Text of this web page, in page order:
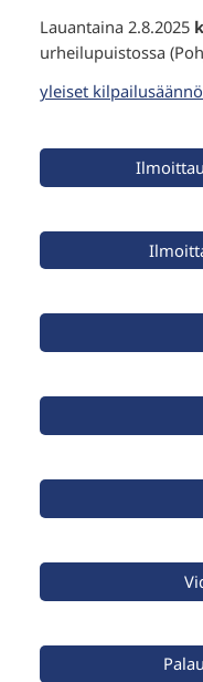
Lauantaina 2.8.2025
urheilupuistossa
yleiset